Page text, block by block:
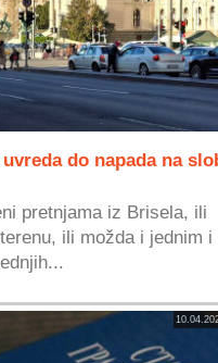
do napada na
pretnjama iz Brisela, ili
ili možda i jednim i